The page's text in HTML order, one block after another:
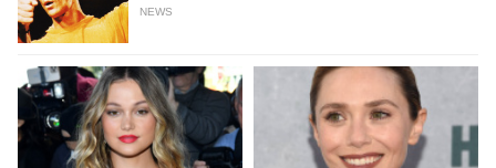
tvgroove
NEWS